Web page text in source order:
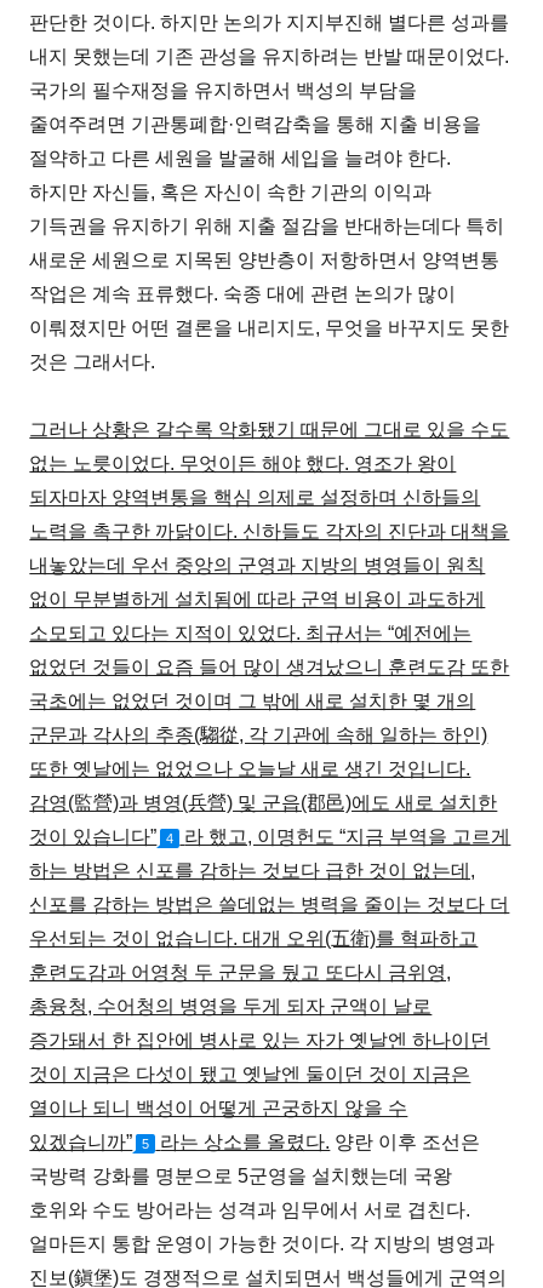
판단한 것이다. 하지만 논의가 지지부진해 별다른 성과를
내지 못했는데 기존 관성을 유지하려는 반발 때문이었다.
국가의 필수재정을 유지하면서 백성의 부담을
줄여주려면 기관통폐합·인력감축을 통해 지출 비용을
절약하고 다른 세원을 발굴해 세입을 늘려야 한다.
하지만 자신들, 혹은 자신이 속한 기관의 이익과
기득권을 유지하기 위해 지출 절감을 반대하는데다 특히
새로운 세원으로 지목된 양반층이 저항하면서 양역변통
작업은 계속 표류했다. 숙종 대에 관련 논의가 많이
이뤄졌지만 어떤 결론을 내리지도, 무엇을 바꾸지도 못한
것은 그래서다.
그러나 상황은 갈수록 악화됐기 때문에 그대로 있을 수도
없는 노릇이었다. 무엇이든 해야 했다. 영조가 왕이
되자마자 양역변통을 핵심 의제로 설정하며 신하들의
노력을 촉구한 까닭이다. 신하들도 각자의 진단과 대책을
내놓았는데 우선 중앙의 군영과 지방의 병영들이 원칙
없이 무분별하게 설치됨에 따라 군역 비용이 과도하게
소모되고 있다는 지적이 있었다. 최규서는 “예전에는
없었던 것들이 요즘 들어 많이 생겨났으니 훈련도감 또한
국초에는 없었던 것이며 그 밖에 새로 설치한 몇 개의
군문과 각사의 추종(騶從, 각 기관에 속해 일하는 하인)
또한 옛날에는 없었으나 오늘날 새로 생긴 것입니다.
감영(監營)과 병영(兵營) 및 군읍(郡邑)에도 새로 설치한
것이 있습니다”
4
라 했고, 이명헌도 “지금 부역을 고르게
하는 방법은 신포를 감하는 것보다 급한 것이 없는데,
신포를 감하는 방법은 쓸데없는 병력을 줄이는 것보다 더
우선되는 것이 없습니다. 대개 오위(五衛)를 혁파하고
훈련도감과 어영청 두 군문을 뒀고 또다시 금위영,
총융청, 수어청의 병영을 두게 되자 군액이 날로
증가돼서 한 집안에 병사로 있는 자가 옛날엔 하나이던
것이 지금은 다섯이 됐고 옛날엔 둘이던 것이 지금은
열이나 되니 백성이 어떻게 곤궁하지 않을 수
있겠습니까”
5 라는 상소를 올렸다. 양란 이후 조선은
국방력 강화를 명분으로 5군영을 설치했는데 국왕
호위와 수도 방어라는 성격과 임무에서 서로 겹친다.
얼마든지 통합 운영이 가능한 것이다. 각 지방의 병영과
진보(鎭堡)도 경쟁적으로 설치되면서 백성들에게 군역의